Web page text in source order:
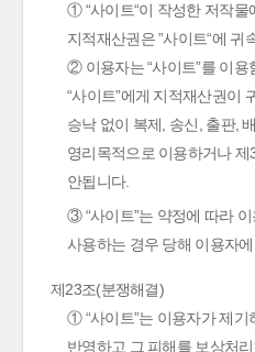
① “사이트“이 작성한 저작물
지적재산권은 ”사이트“에 귀
② 이용자는 “사이트”를 이용
“사이트”에게 지적재산권이
승낙 없이 복제, 송신, 출판,
영리목적으로 이용하거나
안됩니다.
③ “사이트”는 약정에 따라
사용하는 경우 당해 이용자
제23조(분쟁해결)
① “사이트”는 이용자가 제
반영하고 그 피해를 보상처